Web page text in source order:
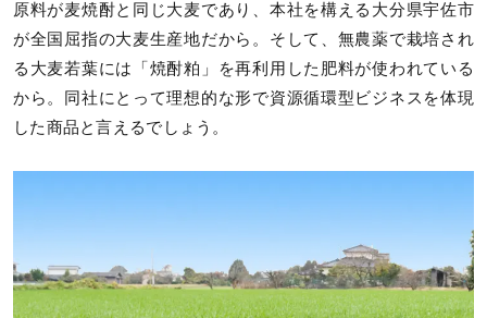
原料が麦焼酎と同じ大麦であり、本社を構える大分県宇佐市
が全国屈指の大麦生産地だから。そして、無農薬で栽培され
る大麦若葉には「焼酎粕」を再利用した肥料が使われている
から。同社にとって理想的な形で資源循環型ビジネスを体現
した商品と言えるでしょう。